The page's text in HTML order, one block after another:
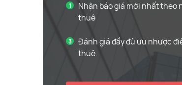
Nhận báo giá mới nhất theo
thuê
Đánh giá đầy đủ ưu nhược
thuê